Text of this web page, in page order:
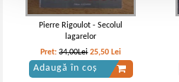
Pierre Rigoulot - Secolul
lagarelor
Pret:34,00Lei 25,50 Lei
Adaugă în coș